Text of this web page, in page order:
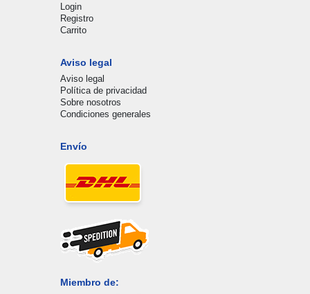
Login
Registro
Carrito
Aviso legal
Aviso legal
Política de privacidad
Sobre nosotros
Condiciones generales
Envío
Miembro de: